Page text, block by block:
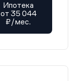
Ипотека
от 35 044
₽/мес.